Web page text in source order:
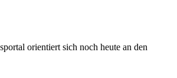
orientiert sich noch heute an den